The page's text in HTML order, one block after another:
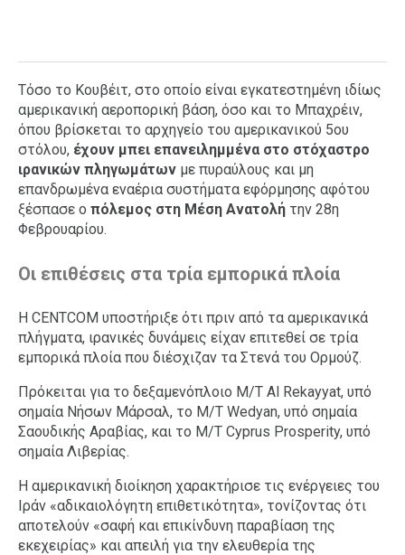
Τόσο το Κουβέιτ, στο οποίο είναι εγκατεστημένη ιδίως
αμερικανική αεροπορική βάση, όσο και το Μπαχρέιν,
όπου βρίσκεται το αρχηγείο του αμερικανικού 5ου
στόλου, έχουν μπει επανειλημμένα στο στόχαστρο
ιρανικών πληγωμάτων με πυραύλους και μη
επανδρωμένα εναέρια συστήματα εφόρμησης αφότου
ξέσπασε ο πόλεμος στη Μέση Ανατολή την 28η
Φεβρουαρίου.
Οι επιθέσεις στα τρία εμπορικά πλοία
Η CENTCOM υποστήριξε ότι πριν από τα αμερικανικά
πλήγματα, ιρανικές δυνάμεις είχαν επιτεθεί σε τρία
εμπορικά πλοία που διέσχιζαν τα Στενά του Ορμούζ.
Πρόκειται για το δεξαμενόπλοιο M/T Al Rekayyat, υπό
σημαία Νήσων Μάρσαλ, το M/T Wedyan, υπό σημαία
Σαουδικής Αραβίας, και το M/T Cyprus Prosperity, υπό
σημαία Λιβερίας.
Η αμερικανική διοίκηση χαρακτήρισε τις ενέργειες του
Ιράν «αδικαιολόγητη επιθετικότητα», τονίζοντας ότι
αποτελούν «σαφή και επικίνδυνη παραβίαση της
εκεχειρίας» και απειλή για την ελευθερία της